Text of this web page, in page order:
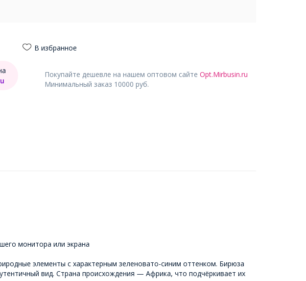
В избранное
Покупайте дешевле на нашем оптовом сайте Opt.Mirbusin.ru
Минимальный заказ 10000 руб.
монитора или экрана
элементы с характерным зеленовато-синим оттенком. Бирюза
вид. Страна происхождения — Африка, что подчёркивает их